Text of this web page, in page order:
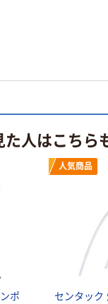
た人はこちら
ポ
人気商品
センタック